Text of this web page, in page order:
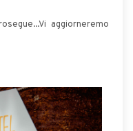
aggiorneremo